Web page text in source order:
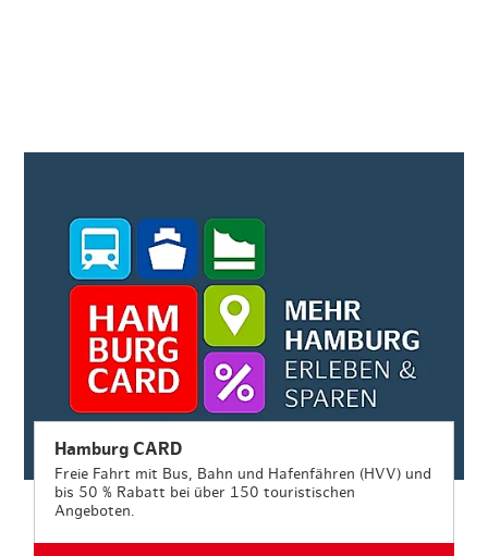
Hamburg CARD
Freie Fahrt mit Bus, Bahn und Hafenfähren (HVV) und
bis 50 % Rabatt bei über 150 touristischen
Angeboten.